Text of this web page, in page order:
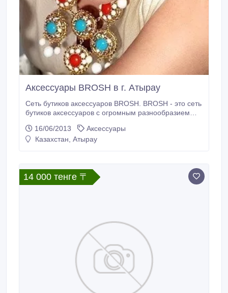
Аксессуары BROSH в г. Атырау
Сеть бутиков аксессуаров BROSH. BROSH - это сеть
бутиков аксессуаров с огромным разнообразием
являемся официальными дистрибуторами
DEVISAGE, GRIFFE (Франция), IFFE (Тайвань).
Португалии, Гонконга и Китая.
16/06/2013
Аксессуары
Казахстан, Атырау
14 000 тенге 〒